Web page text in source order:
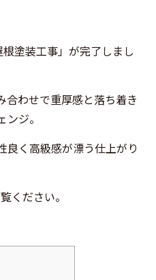
塗装工事」が完了しまし
合わせで重厚感と落ち着き
ジ。
良く高級感が漂う仕上がり
ください。